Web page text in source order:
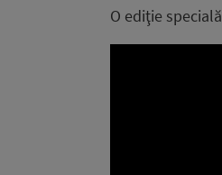
O ediţie specială